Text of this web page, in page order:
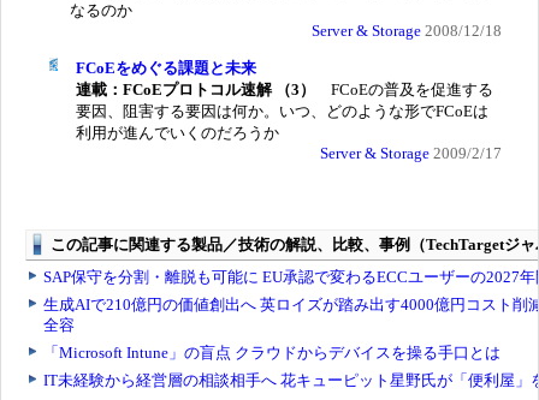
なるのか
Server & Storage 2008/12/18
FCoEをめぐる課題と未来
連載：FCoEプロトコル速解 （3）
FCoEの普及を促進する
要因、阻害する要因は何か。いつ、どのような形でFCoEは
利用が進んでいくのだろうか
Server & Storage 2009/2/17